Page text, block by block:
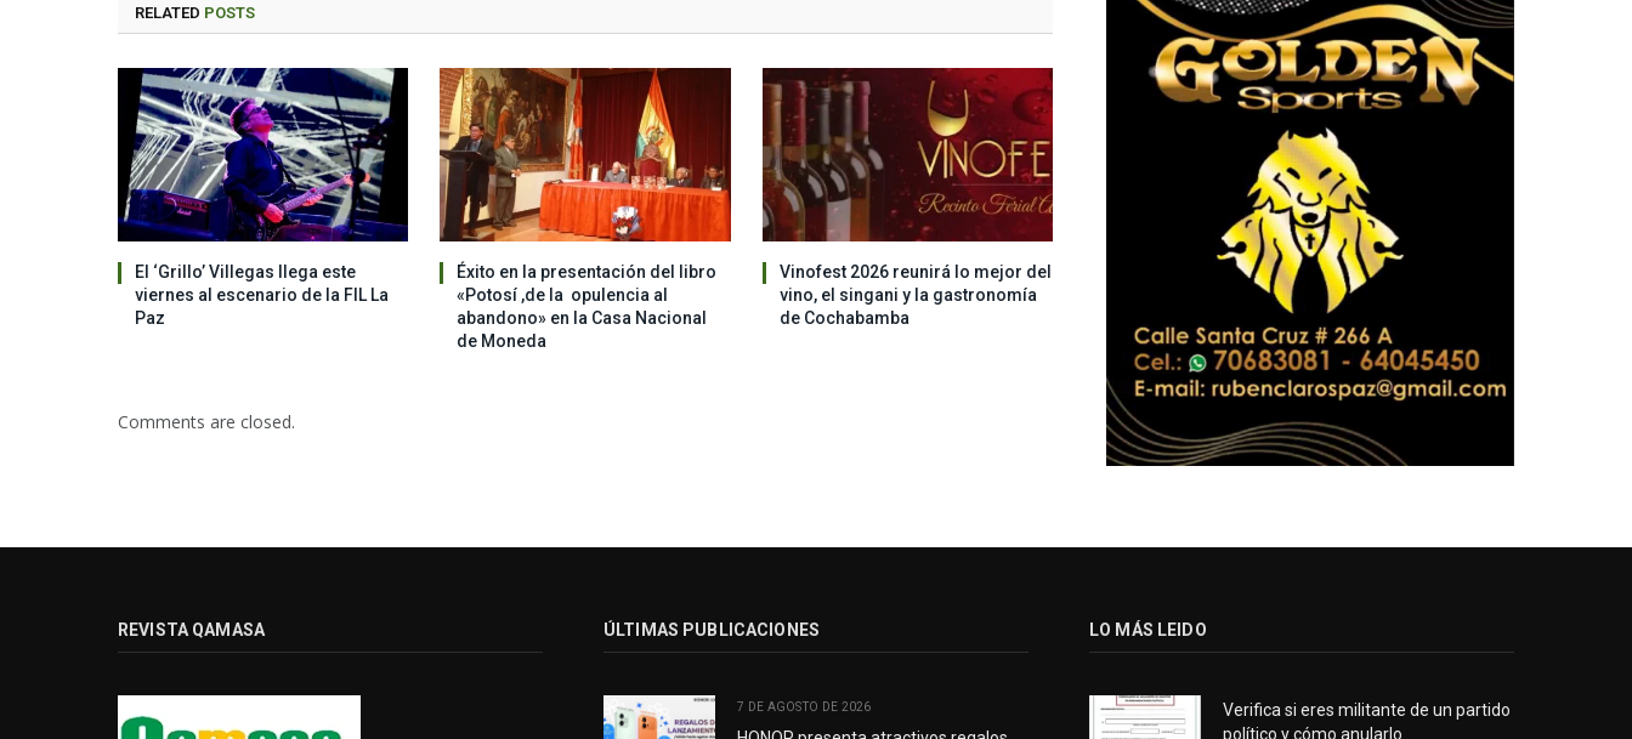
RELATED POSTS
El ‘Grillo’ Villegas llega este
viernes al escenario de la FIL La
Paz
Éxito en la presentación del libro
«Potosí ,de la opulencia al
abandono» en la Casa Nacional
de Moneda
Vinofest 2026 reunirá lo mejor del
vino, el singani y la gastronomía
de Cochabamba
Comments are closed.
REVISTA QAMASA ÚLTIMAS PUBLICACIONES
7 DE AGOSTO DE 2026
LO MÁS LEIDO
Verifica si eres militante de un partido
político y cómo anularlo